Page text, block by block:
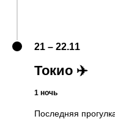
21 – 22.11
Токио ✈️
1 ночь
Последняя